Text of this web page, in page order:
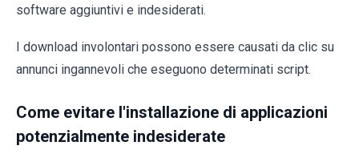
software aggiuntivi e indesiderati.
I download involontari possono essere causati da clic su
annunci ingannevoli che eseguono determinati script.
Come evitare l'installazione di applicazioni
potenzialmente indesiderate